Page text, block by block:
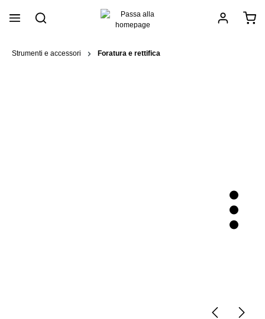
principale
Strumenti e accessori Foratura e rettifica